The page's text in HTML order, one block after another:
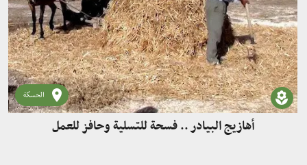
الحسكة
أهازيج البيادر .. فسحة للتسلية وحافز للعمل